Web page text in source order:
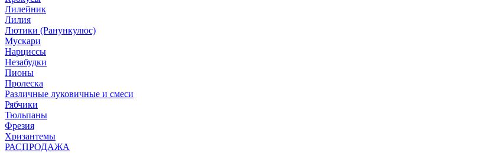
Лилейник
Лилия
Лютики (Ранункулюс)
Мускари
Нарцисcы
Незабудки
Пионы
Пролеска
Различные луковичные и смеси
Рябчики
Тюльпаны
Фрезия
Хризантемы
РАСПРОДАЖА